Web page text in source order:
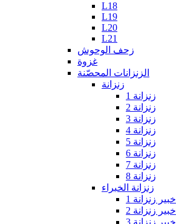
L18
L19
L20
L21
زحف الوحوش
غزوة
الزنزانات المحصّنة
زنزانة
زنزانة 1
زنزانة 2
زنزانة 3
زنزانة 4
زنزانة 5
زنزانة 6
زنزانة 7
زنزانة 8
زنزانة الخبراء
خبير زنزانة 1
خبير زنزانة 2